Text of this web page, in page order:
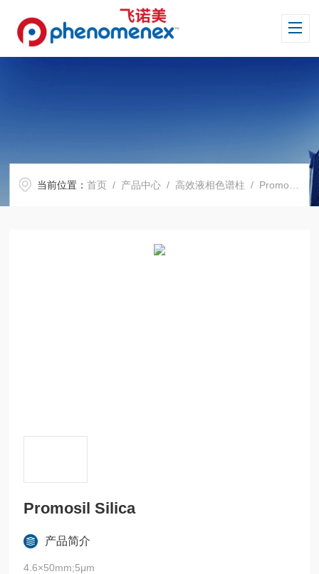
当前位置：首页 / 产品中心 / 高效液相色谱柱 / Promosil 系列色谱柱
Promosil Silica
产品简介
4.6×50mm;5μm